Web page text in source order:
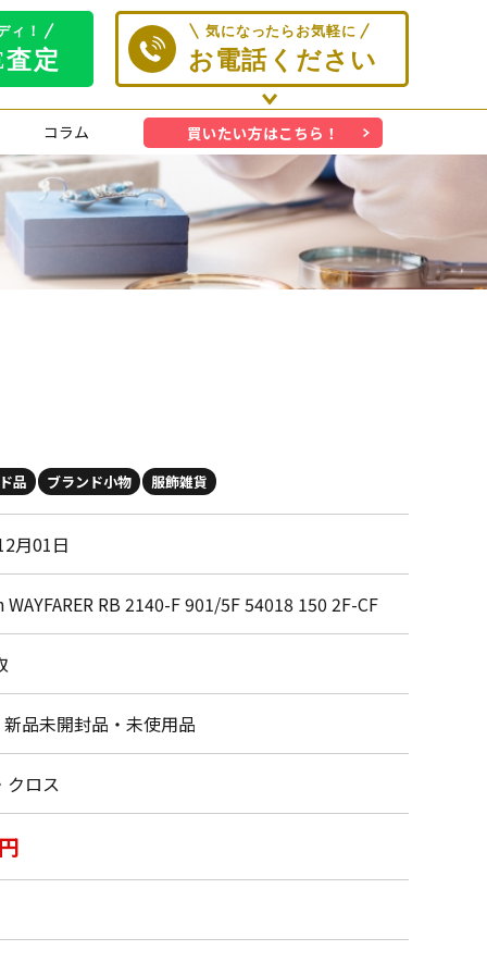
コラム 買いたい方はこちら！
品 ブランド小物 服飾雑貨
月01日
WAYFARER RB 2140-F 901/5F 54018 150 2F-CF
品未開封品・未使用品
クロス